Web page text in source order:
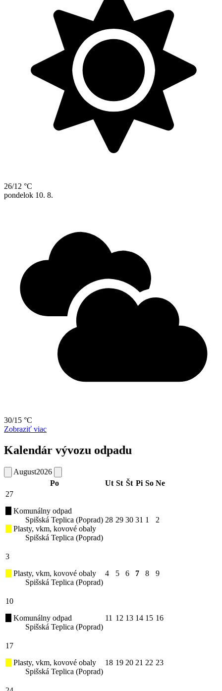
26/12 °C
pondelok 10. 8.
30/15 °C
Zobraziť viac
Kalendár vývozu odpadu
August2026
Po
Ut St Št Pi So Ne
27
Komunálny odpad
Spišská Teplica (Poprad)
Plasty, vkm, kovové obaly
Spišská Teplica (Poprad)
28 29 30 31 1 2
3
Plasty, vkm, kovové obaly
Spišská Teplica (Poprad)
4 5 6 7 8 9
10
Komunálny odpad
Spišská Teplica (Poprad)
11 12 13 14 15 16
17
Plasty, vkm, kovové obaly
Spišská Teplica (Poprad)
18 19 20 21 22 23